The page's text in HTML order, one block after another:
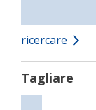
ricercare
Tagliare